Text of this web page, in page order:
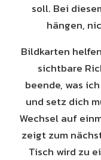
soll. Bei
hängen,
Bildkarten
sichtbare
beende, was
und setz dich
Wechsel auf
zeigt zum
Tisch wird zu